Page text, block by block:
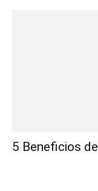
5 Beneficios